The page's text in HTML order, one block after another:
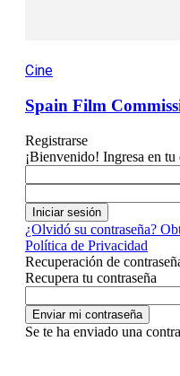
Cine
Spain Film
Registrarse
¡Bienvenido! Ingresa en tu
¿Olvidó su contraseña?
Política de Privacidad
Recuperación de
Recupera tu contraseña
Se te ha enviado una